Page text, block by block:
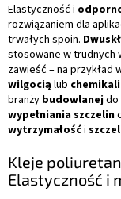
Elastyczność i
rozwiązaniem dla
trwałych spoin.
stosowane w trudnych
zawieść – na przykład
wilgocią lub
branży budowlanejdo
wypełniania szczelin
wytrzymałośći
Kleje
Elastyczność i